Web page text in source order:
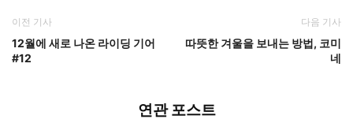
이전 기사
12월에 새로 나온 라이딩 기어
#12
다음 기사
따뜻한 겨울을 보내는 방법, 코미
네
연관 포스트